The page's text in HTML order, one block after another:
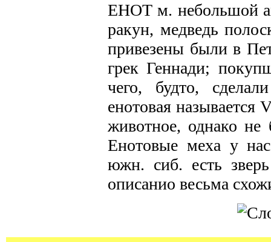
ЕНОТ м. небольшой
ракун, медведь
привезены были в
грек Геннади;
чего, будто,
енотовая называется
животное, однако не
Енотовые меха у
южн. сиб. есть
описанио весьма